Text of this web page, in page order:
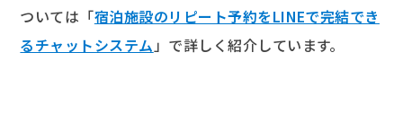
ついては「宿泊施設のリピート予約をLINEで完結でき
るチャットシステム」で詳しく紹介しています。